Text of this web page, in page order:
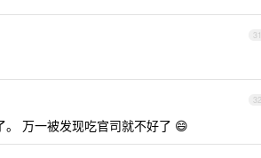
31
32
万一被发现吃官司就不好了 😄